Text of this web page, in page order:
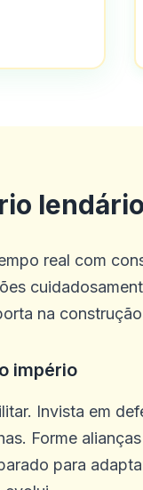
lendário
real com
na
império
Invista em
Forme
para